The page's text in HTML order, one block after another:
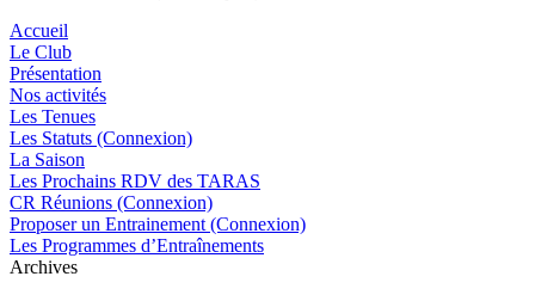
Accueil
Le Club
Présentation
Nos activités
Les Tenues
Les Statuts (Connexion)
La Saison
Les Prochains RDV des TARAS
CR Réunions (Connexion)
Proposer un Entrainement (Connexion)
Les Programmes d’Entraînements
Archives